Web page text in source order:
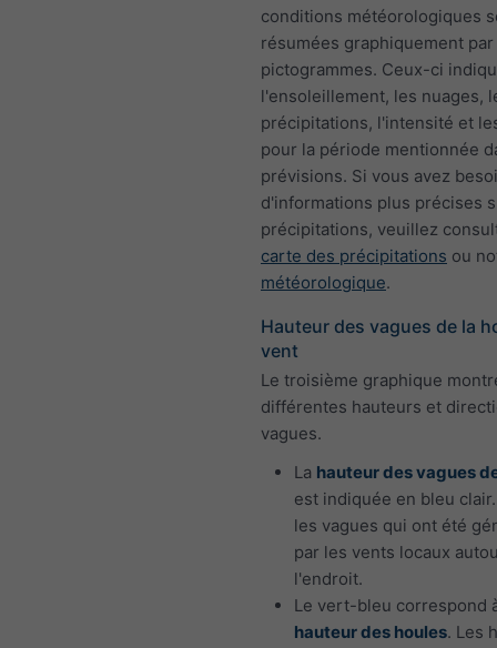
conditions météorologiques
résumées graphiquement
pictogrammes. Ceux-ci
l'ensoleillement, les nuages,
précipitations, l'intensité et
pour la période mentionnée
prévisions. Si vous avez
d'informations plus précises
précipitations, veuillez
carte des précipitations ou
météorologique.
Hauteur des vagues de la
vent
Le troisième graphique
différentes hauteurs et
vagues.
La hauteur des vagues
est indiquée en bleu
les vagues qui ont été
par les vents locaux
l'endroit.
Le vert-bleu correspond
hauteur des houles. Les